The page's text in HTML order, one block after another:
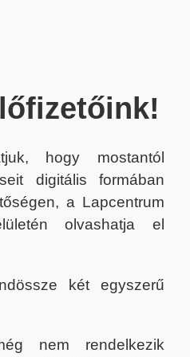
hogy mostantól
digitális formában
a Lapcentrum
olvashatja el
két egyszerű
nem rendelkezik